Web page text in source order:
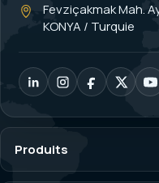
Fevziçakmak Mah.
KONYA / Turquie
Produits